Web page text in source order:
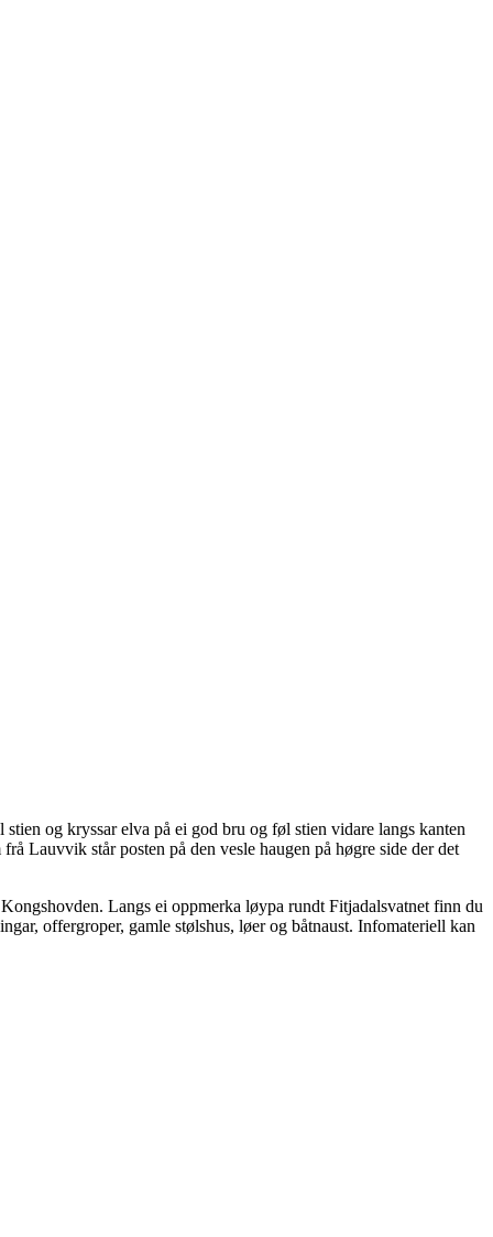
og kryssar elva på ei god bru og føl stien vidare langs kanten
Lauvvik står posten på den vesle haugen på høgre side der det
Langs ei oppmerka løypa rundt Fitjadalsvatnet finn du
offergroper, gamle stølshus, løer og båtnaust. Infomateriell kan